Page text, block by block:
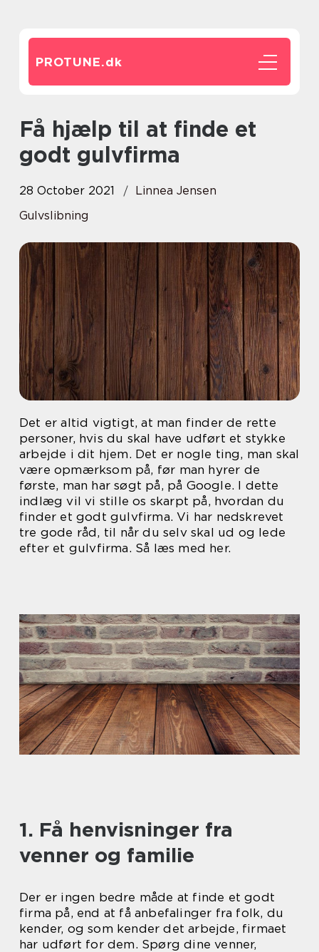
PROTUNE.dk
Få hjælp til at finde et
godt gulvfirma
28 October 2021
Linnea Jensen
Gulvslibning
Det er altid vigtigt, at man finder de rette
personer, hvis du skal have udført et stykke
arbejde i dit hjem. Det er nogle ting, man skal
være opmærksom på, før man hyrer de
første, man har søgt på, på Google. I dette
indlæg vil vi stille os skarpt på, hvordan du
finder et godt gulvfirma. Vi har nedskrevet
tre gode råd, til når du selv skal ud og lede
efter et gulvfirma. Så læs med her.
1. Få henvisninger fra
venner og familie
Der er ingen bedre måde at finde et godt
firma på, end at få anbefalinger fra folk, du
kender, og som kender det arbejde, firmaet
har udført for dem. Spørg dine venner,